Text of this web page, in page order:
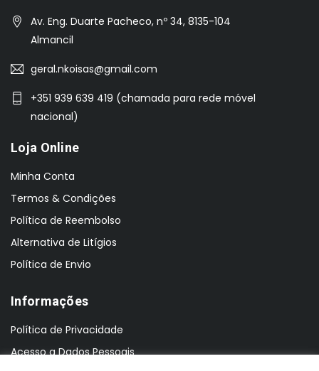
Av. Eng. Duarte Pacheco, nº 34, 8135-104
Almancil
geral.nkoisas@gmail.com
+351 939 639 419 (chamada para rede móvel
nacional)
Loja Online
Minha Conta
Termos & Condições
Política de Reembolso
Alternativa de Litígios
Política de Envio
Informações
Política de Privacidade
Acesso a Dados Pessoais